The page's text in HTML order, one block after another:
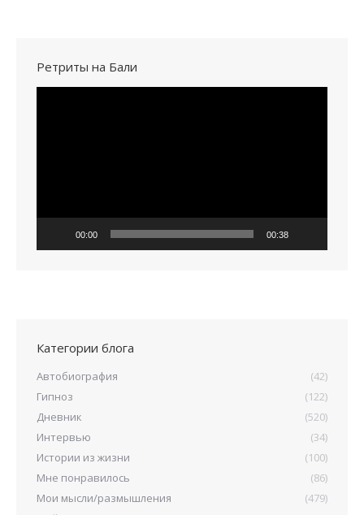
Ретриты на Бали
00:00 00:38
Категории блога
Автобиография
(42)
Гипноз
(122)
Дневник
(520)
Интервью
(34)
Истории из жизни
(100)
Мне понравилось
(86)
Мои мысли/размышления
(479)